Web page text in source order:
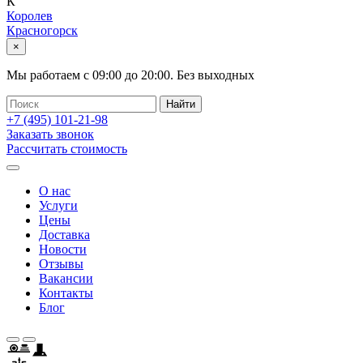
Королев
Красногорск
×
Мы работаем с 09:00 до 20:00. Без выходных
+7 (495) 101-21-98
Заказать звонок
Рассчитать стоимость
О нас
Услуги
Цены
Доставка
Новости
Отзывы
Вакансии
Контакты
Блог